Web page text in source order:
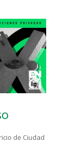
de Ciudad